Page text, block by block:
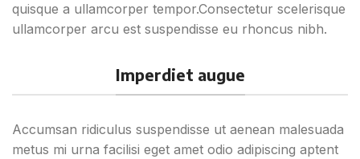
quisque a ullamcorper tempor.Consectetur scelerisque
ullamcorper arcu est suspendisse eu rhoncus nibh.
Imperdiet augue
Accumsan ridiculus suspendisse ut aenean malesuada
metus mi urna facilisi eget amet odio adipiscing aptent